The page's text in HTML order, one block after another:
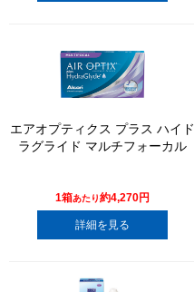
エアオプティクス プラス ハイド
ラグライド マルチフォーカル
1箱あたり約4,270円
詳細を見る